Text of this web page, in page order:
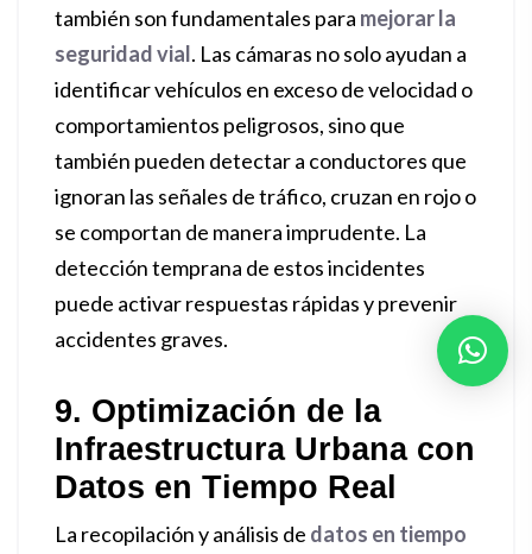
también son fundamentales para mejorar la
seguridad vial. Las cámaras no solo ayudan a
identificar vehículos en exceso de velocidad o
comportamientos peligrosos, sino que
también pueden detectar a conductores que
ignoran las señales de tráfico, cruzan en rojo o
se comportan de manera imprudente. La
detección temprana de estos incidentes
puede activar respuestas rápidas y prevenir
accidentes graves.
9. Optimización de la
Infraestructura Urbana con
Datos en Tiempo Real
La recopilación y análisis de datos en tiempo